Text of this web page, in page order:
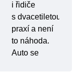
i řidiče
s dvacetiletou
praxí a není
to náhoda.
Auto se